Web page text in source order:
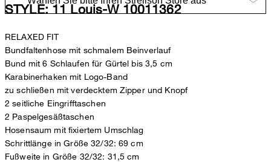
STYLE: 11 Louis-W 10011362
RELAXED FIT
Bundfaltenhose mit schmalem Beinverlauf
Bund mit 6 Schlaufen für Gürtel bis 3,5 cm
Karabinerhaken mit Logo-Band
zu schließen mit verdecktem Zipper und Knopf
2 seitliche Eingrifftaschen
2 Paspelgesäßtaschen
Hosensaum mit fixiertem Umschlag
Schrittlänge in Größe 32/32: 69 cm
Fußweite in Größe 32/32: 31,5 cm